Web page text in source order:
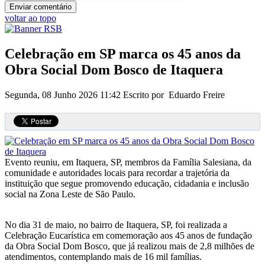
voltar ao topo
Celebração em SP marca os 45 anos da
Obra Social Dom Bosco de Itaquera
Segunda, 08 Junho 2026 11:42 Escrito por Eduardo Freire
Evento reuniu, em Itaquera, SP, membros da Família Salesiana, da
comunidade e autoridades locais para recordar a trajetória da
instituição que segue promovendo educação, cidadania e inclusão
social na Zona Leste de São Paulo.
No dia 31 de maio, no bairro de Itaquera, SP, foi realizada a
Celebração Eucarística em comemoração aos 45 anos de fundação
da Obra Social Dom Bosco, que já realizou mais de 2,8 milhões de
atendimentos, contemplando mais de 16 mil famílias.